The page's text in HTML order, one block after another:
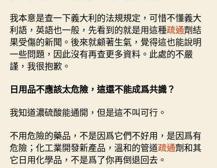
我本意是查一下義大利的法規規定，可惜不懂義大
利語，英語也一般，先看到的就是用這種疏通劑結
果受傷的新聞。後來就顧著生氣，覺得這也能說明
一些問題，因此沒有再查更多資料。此處的不嚴
謹，我很抱歉。
日用品不應該太危險，這還不能成爲共識？
我知道濃硫酸能通開，但是這不叫可行。
不用危險的藥品，不是因爲它們不好用，是因爲有
危險；化工業開發新產品，溫和的管道疏通劑和其
它日用化學品，不是爲了你再倒退回去。